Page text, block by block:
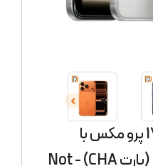
گوشی موبایل آیفون 17 پرو مکس با
ظرفیت 256 گیگابایت (پارت CHA) - Not